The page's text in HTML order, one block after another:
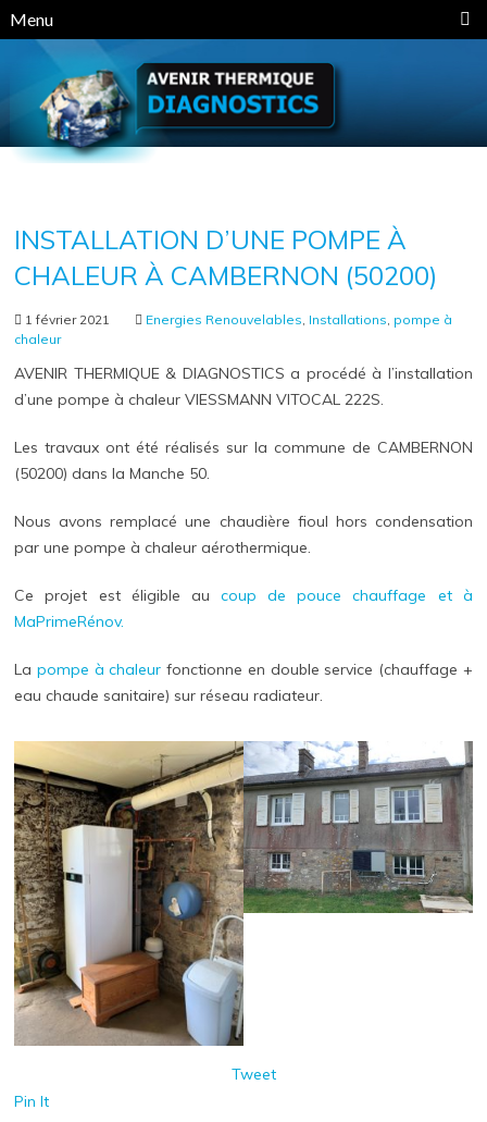
Menu
INSTALLATION D’UNE POMPE À
CHALEUR À CAMBERNON (50200)
1 février 2021 Energies Renouvelables Installations pompe à
chaleur
AVENIR THERMIQUE & DIAGNOSTICS a procédé à l’installation
d’une pompe à chaleur VIESSMANN VITOCAL 222S.
Les travaux ont été réalisés sur la commune de CAMBERNON
(50200) dans la Manche 50.
Nous avons remplacé une chaudière fioul hors condensation
par une pompe à chaleur aérothermique.
Ce projet est éligible au coup de pouce chauffage et à
MaPrimeRénov.
La pompe à chaleur fonctionne en double service (chauffage +
eau chaude sanitaire) sur réseau radiateur.
Tweet
Pin It
Panneau de gestion des cookies